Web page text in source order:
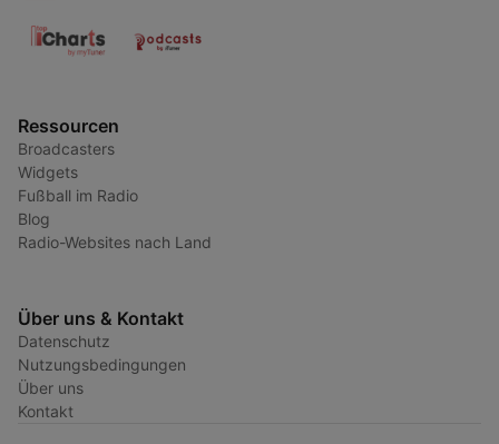
Ressourcen
Broadcasters
Widgets
Fußball im Radio
Blog
Radio-Websites nach Land
Über uns & Kontakt
Datenschutz
Nutzungsbedingungen
Über uns
Kontakt